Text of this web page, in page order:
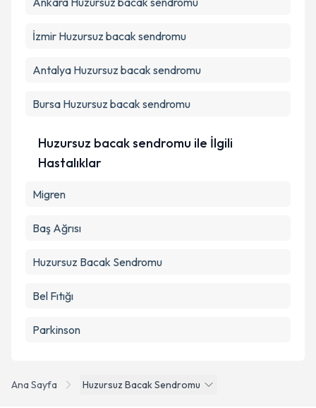
Ana Sayfa Huzursuz Bacak Sendromu
Ankara Huzursuz bacak sendromu
İzmir Huzursuz bacak sendromu
Antalya Huzursuz bacak sendromu
Bursa Huzursuz bacak sendromu
Huzursuz bacak sendromu ile İlgili
Hastalıklar
Migren
Baş Ağrısı
Huzursuz Bacak Sendromu
Bel Fıtığı
Parkinson